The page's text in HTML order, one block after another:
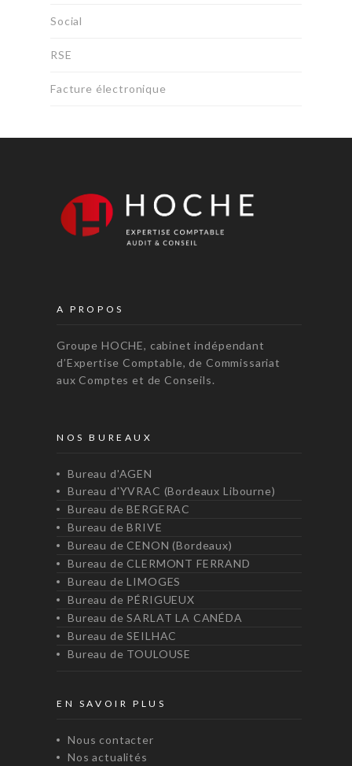
Social
RSE
Facture électronique
A PROPOS
Groupe HOCHE, cabinet indépendant
d’Expertise Comptable, de Commissariat
aux Comptes et de Conseils.
NOS BUREAUX
Bureau d'AGEN
Bureau d'YVRAC (Bordeaux Libourne)
Bureau de BERGERAC
Bureau de BRIVE
Bureau de CENON (Bordeaux)
Bureau de CLERMONT FERRAND
Bureau de LIMOGES
Bureau de PÉRIGUEUX
Bureau de SARLAT LA CANÉDA
Bureau de SEILHAC
Bureau de TOULOUSE
EN SAVOIR PLUS
Nous contacter
Nos actualités